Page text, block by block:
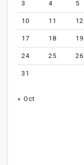
3 4 5
10 11 12
17 18 19
24 25 26
31
« Oct